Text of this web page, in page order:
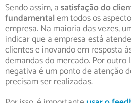
Sendo assim, asatisfação do
fundamentalem todos os
empresa. Na maioria das vezes,
indicar que a empresa está
clientes e inovando em resposta
demandas do mercado. Por outro
negativa é um ponto de atenção
precisam ser realizadas.